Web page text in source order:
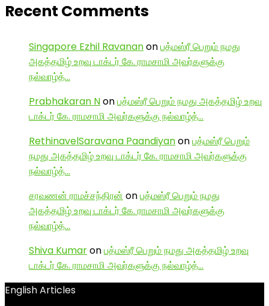
Recent Comments
Singapore Ezhil Ravananonபத்மஸ்ரீ பெறும் நமது
அகத்தமிழ் உறவு டாக்டர் கே. ராமசாமி அவர்களுக்கு
நல்வாழ்த்…
Prabhakaran Nonபத்மஸ்ரீ பெறும் நமது அகத்தமிழ் உறவு
டாக்டர் கே. ராமசாமி அவர்களுக்கு நல்வாழ்த்…
RethinavelSaravana Paandiyanonபத்மஸ்ரீ பெறும்
நமது அகத்தமிழ் உறவு டாக்டர் கே. ராமசாமி அவர்களுக்கு
நல்வாழ்த்…
சரவணன் ராமச்சந்திரன் onபத்மஸ்ரீ பெறும் நமது
அகத்தமிழ் உறவு டாக்டர் கே. ராமசாமி அவர்களுக்கு
நல்வாழ்த்…
Shiva Kumaronபத்மஸ்ரீ பெறும் நமது அகத்தமிழ் உறவு
டாக்டர் கே. ராமசாமி அவர்களுக்கு நல்வாழ்த்…
English Articles